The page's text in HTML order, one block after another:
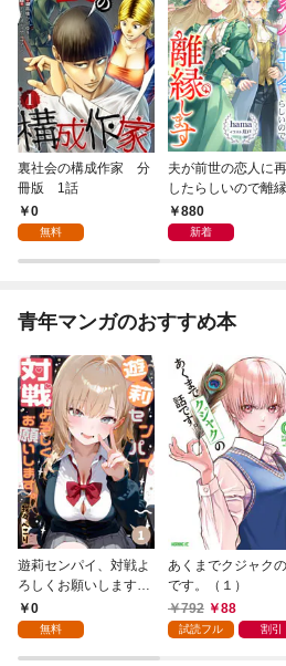
裏社会の構成作家 分
冊版 1話
0
無料
夫が前世の恋人に
したらしいので離縁
ます880
新着
青年マンガのおすすめ本
遊莉センパイ、対戦よ
ろしくお願いします。
1 0
無料
あくまでクジャク
です。（１）
792
88
試読フル 割引